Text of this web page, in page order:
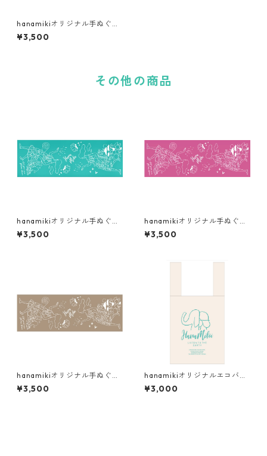
hanamikiオリジナル手ぬぐ
い・オーシャン
¥3,500
その他の商品
hanamikiオリジナル手ぬぐ
い・オーシャン
¥3,500
hanamikiオリジナル手ぬぐ
い・ロータス
¥3,500
hanamikiオリジナル手ぬぐ
い・アース
¥3,500
hanamikiオリジナルエコバッ
グ2026
¥3,000